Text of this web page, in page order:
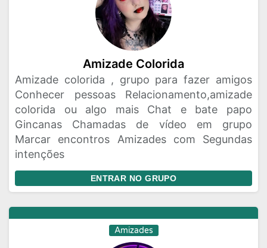
Amizade Colorida
Amizade colorida , grupo para fazer amigos
Conhecer pessoas Relacionamento,amizade
colorida ou algo mais Chat e bate papo
Gincanas Chamadas de vídeo em grupo
Marcar encontros Amizades com Segundas
intenções
ENTRAR NO GRUPO
Amizades